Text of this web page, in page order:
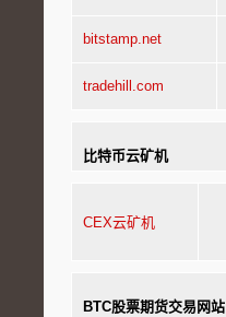
bitstamp.net
tradehill.com
比特币云矿机
CEX云矿机
BTC股票期货交易网站